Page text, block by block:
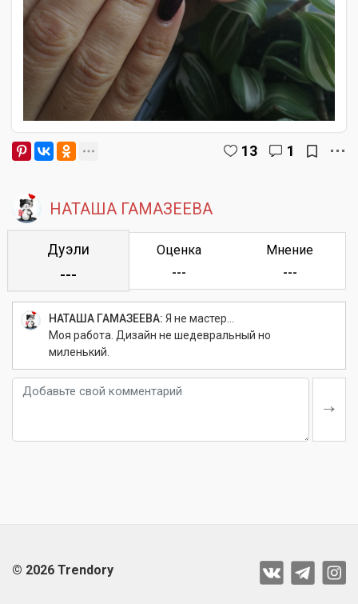
13 1
НАТАША ГАМАЗЕЕВА
Дуэли
---
Оценка
---
Мнение
---
НАТАША ГАМАЗЕЕВА: Я не мастер...
Моя работа. Дизайн не шедевральный но
миленький.
© 2026 Trendory